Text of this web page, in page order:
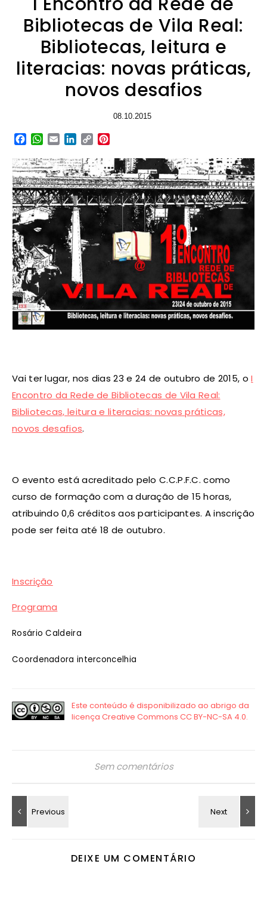
Bibliotecas de Vila Real:
Bibliotecas, leitura e
literacias: novas práticas,
novos desafios
08.10.2015
Facebook
WhatsApp
EmailLinkedIn
Copy
Vai ter lugar, nos dias 23 e 24 de outubro de 2015, oI
Encontro da Rede de Bibliotecas de Vila Real:
Bibliotecas, leitura e literacias: novas práticas,
novos desafios.
O evento está acreditado pelo C.C.P.F.C. como
curso de formação com a duração de 15 horas,
atribuindo 0,6 créditos aos participantes. A inscrição
pode ser feita até 18 de outubro.
Inscrição
Programa
Rosário Caldeira
Coordenadora interconcelhia
Sem comentários
DEIXE UM COMENTÁRIO